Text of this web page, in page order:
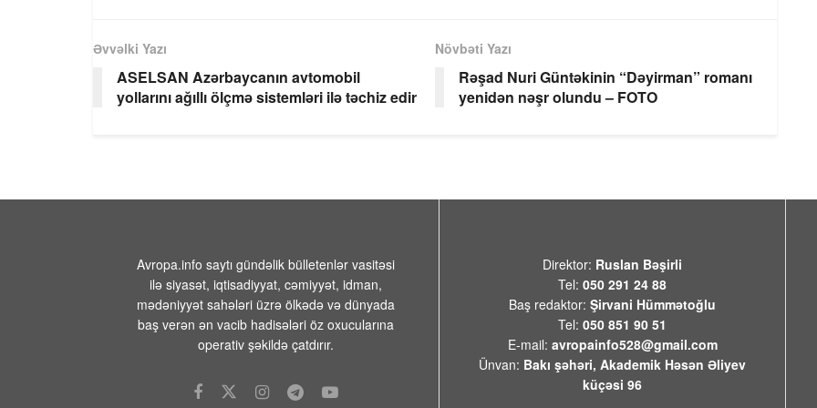
Əvvəlki Yazı
ASELSAN Azərbaycanın avtomobil
yollarını ağıllı ölçmə sistemləri ilə təchiz edir
Növbəti Yazı
Rəşad Nuri Güntəkinin “Dəyirman” romanı
yenidən nəşr olundu – FOTO
Avropa.info saytı gündəlik bülletenlər vasitəsi
ilə siyasət, iqtisadiyyat, cəmiyyət, idman,
mədəniyyət sahələri üzrə ölkədə və dünyada
baş verən ən vacib hadisələri öz oxucularına
operativ şəkildə çatdırır.
Direktor: Ruslan Bəşirli
Tel: 050 291 24 88
Baş redaktor: Şirvani Hümmətoğlu
Tel: 050 851 90 51
E-mail: avropainfo528@gmail.com
Ünvan: Bakı şəhəri, Akademik Həsən Əliyev
küçəsi 96